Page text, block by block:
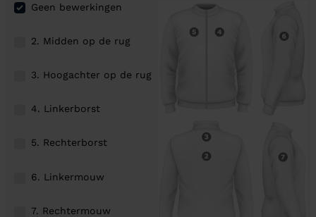
Geen bewerkingen
2. Midden op de rug
3. Hoogachter op de rug
4. Linkerborst
5. Rechterborst
6. Linkermouw
7. Rechtermouw